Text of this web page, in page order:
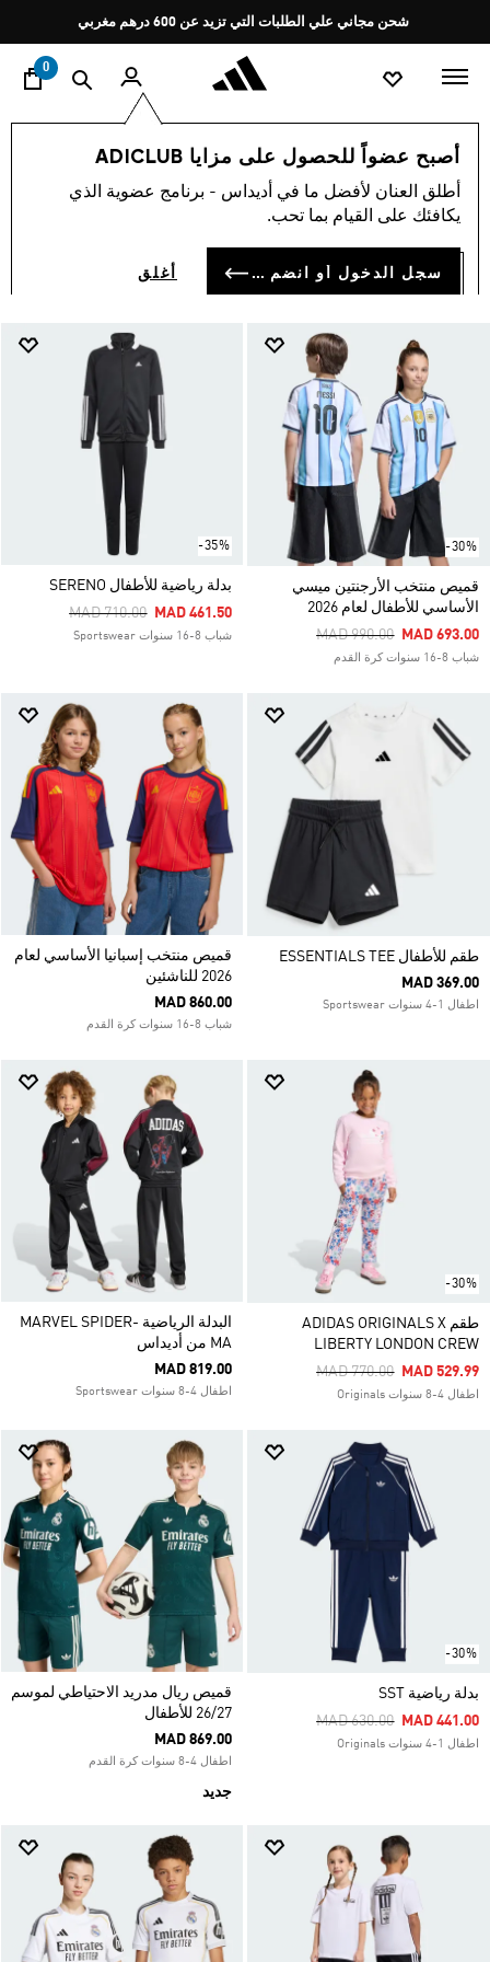
Pause
promotion
rotation
شحن مجاني علي الطلبات التي تزيد عن 600 درهم مغربي
0
أصبح عضواً للحصول على مزايا ADICLUB
أطلق العنان لأفضل ما في أديداس - برنامج عضوية الذي
يكافئك على القيام بما تحب.
سجل الدخول أو انضم الآن أغلق
الأطفال ملابس
ملابس اطفال (568)
-30%
قميص منتخب الأرجنتين ميسي
الأساسي للأطفال لعام 2026
Price Reduced From
MAD 990.00ToMAD 693.00
شباب 8-16 سنوات كرة القدم
-35%
بدلة رياضية للأطفال SERENO
Price Reduced From
MAD 710.00ToMAD 461.50
شباب 8-16 سنوات Sportswear
طقم للأطفال ESSENTIALS TEE
MAD 369.00
اطفال 1-4 سنوات Sportswear
قميص منتخب إسبانيا الأساسي لعام
2026 للناشئين
MAD 860.00
شباب 8-16 سنوات كرة القدم
-30%
طقم ADIDAS ORIGINALS X
LIBERTY LONDON CREW
Price Reduced From
MAD 770.00ToMAD 529.99
اطفال 4-8 سنوات Originals
البدلة الرياضية MARVEL SPIDER-
MA من أديداس
MAD 819.00
اطفال 4-8 سنوات Sportswear
-30%
بدلة رياضية SST
Price Reduced From
MAD 630.00ToMAD 441.00
اطفال 1-4 سنوات Originals
قميص ريال مدريد الاحتياطي لموسم
26/27 للأطفال
MAD 869.00
اطفال 4-8 سنوات كرة القدم
جديد